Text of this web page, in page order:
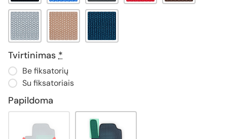
Tvirtinimas *
Be fiksatorių
Su fiksatoriais
Papildoma